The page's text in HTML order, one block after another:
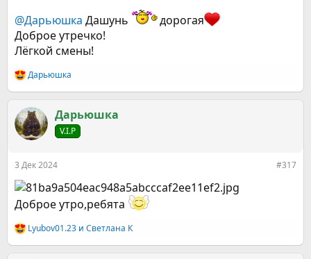
@Дарьюшка Дашунь
дорогая
Доброе утречко!
Лёгкой смены!
Р
е
к
ц
и
Дарьюшка
Дарьюшка
V.I.P
3 Дек 2024 #317
Доброе утро,ребята
Р
е
Lyubov01.23 и Светлана К